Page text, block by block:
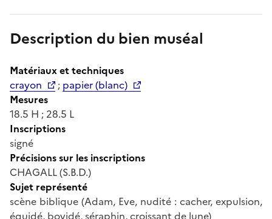
Description du bien muséal
Matériaux et techniques
crayon
; papier (blanc)
Mesures
18.5 H ; 28.5 L
Inscriptions
signé
Précisions sur les inscriptions
CHAGALL (S.B.D.)
Sujet représenté
scène biblique (Adam, Eve, nudité : cacher, expulsion,
équidé, bovidé, séraphin, croissant de lune)